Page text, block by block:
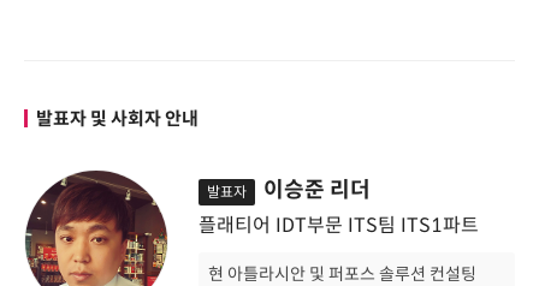
발표자 및 사회자 안내
발표자 이승준 리더
플래티어 IDT부문 ITS팀 ITS1파트
현 아틀라시안 및 퍼포스 솔루션 컨설팅